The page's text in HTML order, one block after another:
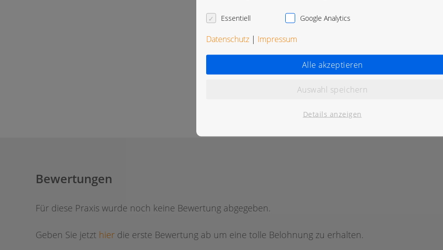
Bewertungen
Für diese Praxis wurde noch keine Bewertung abgegeben.
Geben Sie jetzt hier die erste Bewertung ab um eine tolle Belohnung zu erhalten.
Essentiell Google Analytics
Datenschutz | Impressum
Alle akzeptieren
Auswahl speichern
Details anzeigen